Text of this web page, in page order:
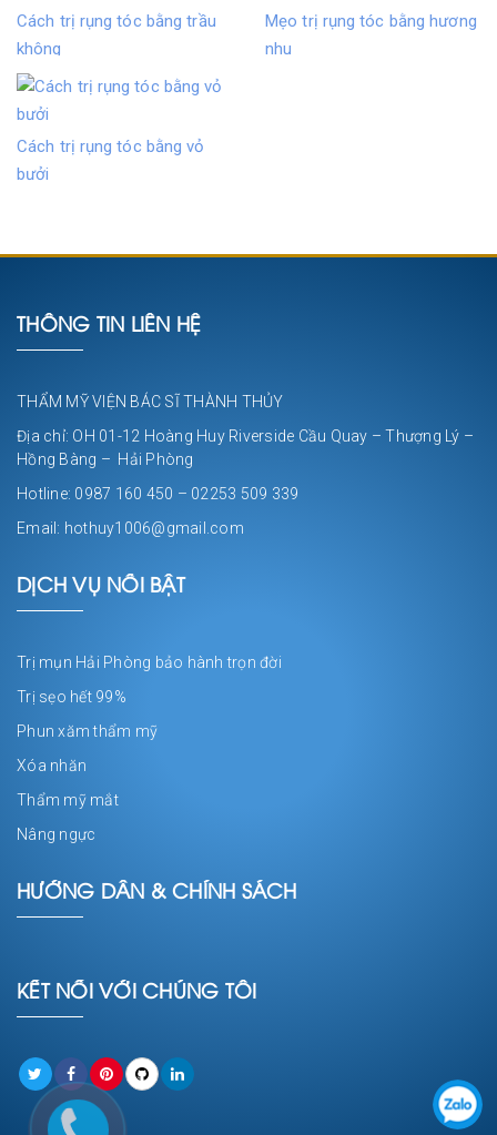
Cách trị rụng tóc bằng trầu
không
Mẹo trị rụng tóc bằng hương
nhu
Cách trị rụng tóc bằng vỏ
bưởi
THÔNG TIN LIÊN HỆ
THẨM MỸ VIỆN BÁC SĨ THÀNH THỦY
Địa chỉ: OH 01-12 Hoàng Huy Riverside Cầu Quay – Thượng Lý –
Hồng Bàng – Hải Phòng
Hotline: 0987 160 450 – 02253 509 339
Email: hothuy1006@gmail.com
DỊCH VỤ NỔI BẬT
Trị mụn Hải Phòng bảo hành trọn đời
Trị sẹo hết 99%
Phun xăm thẩm mỹ
Xóa nhăn
Thẩm mỹ mắt
Nâng ngực
HƯỚNG DẪN & CHÍNH SÁCH
KẾT NỐI VỚI CHÚNG TÔI